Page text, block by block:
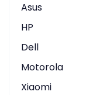
Asus
HP
Dell
Motorola
Xiaomi